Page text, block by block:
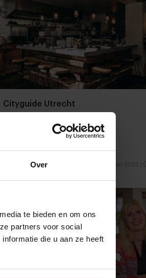
Over
te bieden en om ons
partners voor social
die u aan ze heeft
Cityguide Utrecht
25 cool concepts uit de Domstad
27 januari 2022
Restaurants